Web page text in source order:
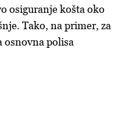
osiguranje košta oko
Tako, na primer, za
osnovna polisa